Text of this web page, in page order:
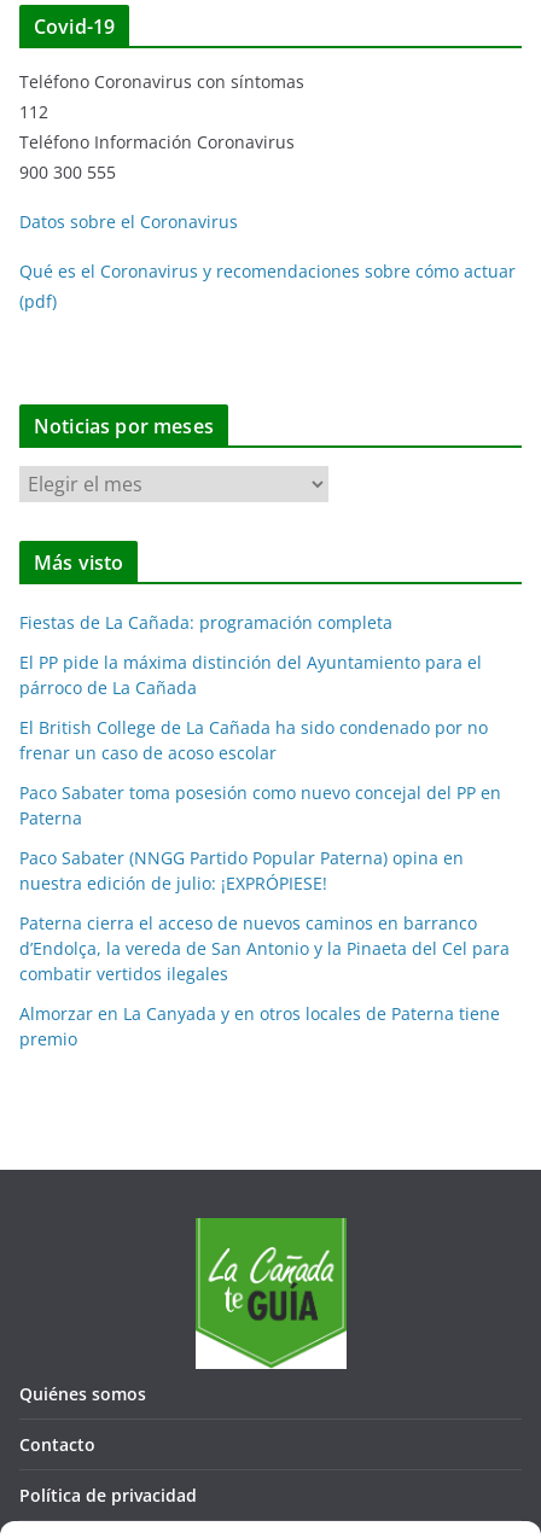
Covid-19
Teléfono Coronavirus con síntomas
112
Teléfono Información Coronavirus
900 300 555
Datos sobre el Coronavirus
Qué es el Coronavirus y recomendaciones sobre cómo actuar
(pdf)
Noticias por meses
N
o
t
i
a
s
p
o
m
s
s
Más visto
Fiestas de La Cañada: programación completa
El PP pide la máxima distinción del Ayuntamiento para el
párroco de La Cañada
El British College de La Cañada ha sido condenado por no
frenar un caso de acoso escolar
Paco Sabater toma posesión como nuevo concejal del PP en
Paterna
Paco Sabater (NNGG Partido Popular Paterna) opina en
nuestra edición de julio: ¡EXPRÓPIESE!
Paterna cierra el acceso de nuevos caminos en barranco
d’Endolça, la vereda de San Antonio y la Pinaeta del Cel para
combatir vertidos ilegales
Almorzar en La Canyada y en otros locales de Paterna tiene
premio
Quiénes somos
Contacto
Política de privacidad